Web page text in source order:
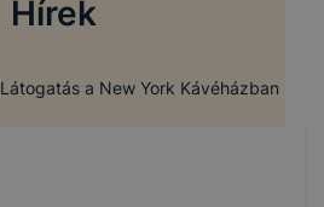
Hírek
Látogatás a New York Kávéházban